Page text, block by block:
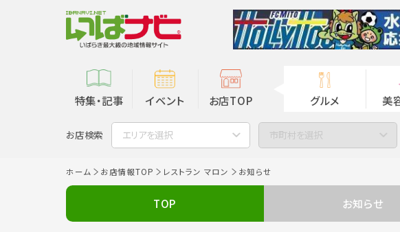
特集・記事 イベント お店TOP グルメ 美
お店検索 エリアを選択 市町村を選択
ホーム お店情報TOP レストラン マロン お知らせ
TOP お知らせ